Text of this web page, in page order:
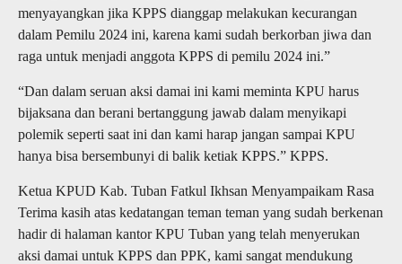
menyayangkan jika KPPS dianggap melakukan kecurangan
dalam Pemilu 2024 ini, karena kami sudah berkorban jiwa dan
raga untuk menjadi anggota KPPS di pemilu 2024 ini.”
“Dan dalam seruan aksi damai ini kami meminta KPU harus
bijaksana dan berani bertanggung jawab dalam menyikapi
polemik seperti saat ini dan kami harap jangan sampai KPU
hanya bisa bersembunyi di balik ketiak KPPS.” KPPS.
Ketua KPUD Kab. Tuban Fatkul Ikhsan Menyampaikam Rasa
Terima kasih atas kedatangan teman teman yang sudah berkenan
hadir di halaman kantor KPU Tuban yang telah menyerukan
aksi damai untuk KPPS dan PPK, kami sangat mendukung